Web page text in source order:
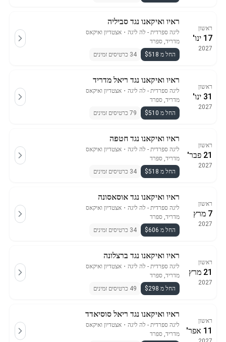
ראשון
17 ינו'
2027
ראיו ואיקאנו נגד סביליה
ליגה ספרדית - לה ליגה ・ אצטדיון ואיקאס
מדריד, ספרד
החל מ $518
34 כרטיסים זמינים
ראשון
31 ינו'
2027
ראיו ואיקאנו נגד ריאל מדריד
ליגה ספרדית - לה ליגה ・ אצטדיון ואיקאס
מדריד, ספרד
החל מ $510
79 כרטיסים זמינים
ראשון
21 פבר'
2027
ראיו ואיקאנו נגד חטפה
ליגה ספרדית - לה ליגה ・ אצטדיון ואיקאס
מדריד, ספרד
החל מ $518
34 כרטיסים זמינים
ראשון
7 מרץ
2027
ראיו ואיקאנו נגד אוסאסונה
ליגה ספרדית - לה ליגה ・ אצטדיון ואיקאס
מדריד, ספרד
החל מ $606
34 כרטיסים זמינים
ראשון
21 מרץ
2027
ראיו ואיקאנו נגד ברצלונה
ליגה ספרדית - לה ליגה ・ אצטדיון ואיקאס
מדריד, ספרד
החל מ $298
49 כרטיסים זמינים
ראשון
11 אפר'
ראיו ואיקאנו נגד ריאל סוסיאדד
ליגה ספרדית - לה ליגה ・ אצטדיון ואיקאס
מדריד, ספרד